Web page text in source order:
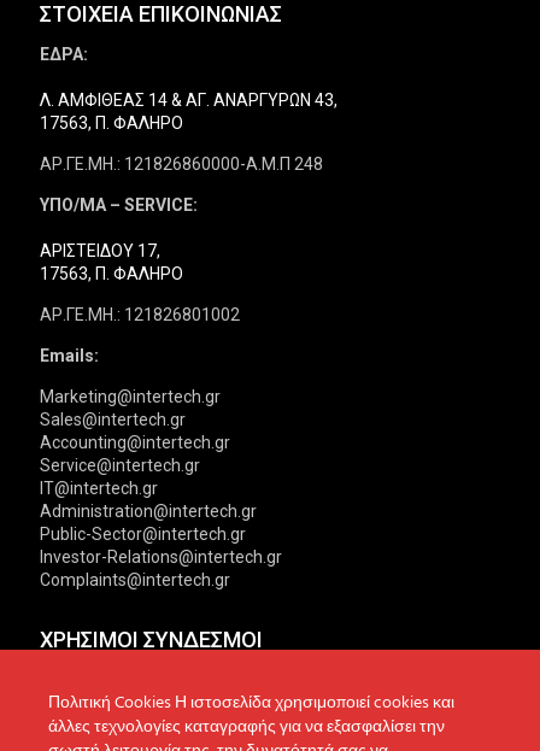
ΣΤΟΙΧΕΙΑ ΕΠΙΚΟΙΝΩΝΙΑΣ
ΕΔΡΑ:
Λ. ΑΜΦΙΘΕΑΣ 14 & ΑΓ. ΑΝΑΡΓΥΡΩΝ 43,
17563, Π. ΦΑΛΗΡΟ
ΑΡ.ΓΕ.ΜΗ.: 121826860000-Α.Μ.Π 248
ΥΠΟ/ΜΑ – SERVICE:
ΑΡΙΣΤΕΙΔΟΥ 17,
17563, Π. ΦΑΛΗΡΟ
ΑΡ.ΓΕ.ΜΗ.: 121826801002
Emails:
Marketing@intertech.gr
Sales@intertech.gr
Accounting@intertech.gr
Service@intertech.gr
IT@intertech.gr
Administration@intertech.gr
Public-Sector@intertech.gr
Investor-Relations@intertech.gr
Complaints@intertech.gr
ΧΡΗΣΙΜΟΙ ΣΥΝΔΕΣΜΟΙ
Αντιπροσωπείες
Δίκτυο συνεργατών
Πολιτική Απορρήτου
Πολιτική Cookies
Πολιτική Cookies Η ιστοσελίδα χρησιμοποιεί cookies και
άλλες τεχνολογίες καταγραφής για να εξασφαλίσει την